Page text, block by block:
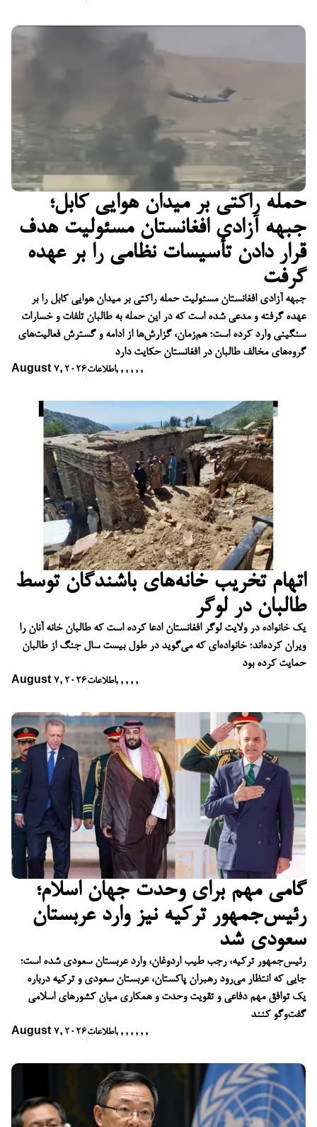
حمله راکتی بر میدان هوایی کابل؛
جبهه آزادی افغانستان مسئولیت هدف
قرار دادن تأسیسات نظامی را بر عهده
گرفت
جبهه آزادی افغانستان مسئولیت حمله راکتی بر میدان هوایی کابل را بر
عهده گرفته و مدعی شده است که در این حمله به طالبان تلفات و خسارات
سنگینی وارد کرده است؛ هم‌زمان، گزارش‌ها از ادامه و گسترش فعالیت‌های
گروه‌های مخالف طالبان در افغانستان حکایت دارد
August 7, 2026اطلاعات, , , , , ,
اتهام تخریب خانه‌های باشندگان توسط
طالبان در لوگر
یک خانواده در ولایت لوگر افغانستان ادعا کرده است که طالبان خانه آنان را
ویران کرده‌اند؛ خانواده‌ای که می‌گوید در طول بیست سال جنگ از طالبان
حمایت کرده بود
August 7, 2026اطلاعات, , , , ,
گامی مهم برای وحدت جهان اسلام؛
رئیس‌جمهور ترکیه نیز وارد عربستان
سعودی شد
رئیس‌جمهور ترکیه، رجب طیب اردوغان، وارد عربستان سعودی شده است؛
جایی که انتظار می‌رود رهبران پاکستان، عربستان سعودی و ترکیه درباره
یک توافق مهم دفاعی و تقویت وحدت و همکاری میان کشورهای اسلامی
گفت‌وگو کنند
August 7, 2026اطلاعات, , , , , , ,